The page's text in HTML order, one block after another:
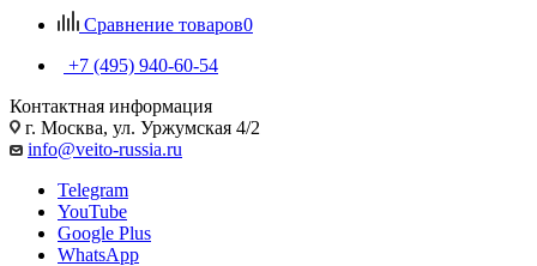
Сравнение товаров0
+7 (495) 940-60-54
Контактная информация
г. Москва, ул. Уржумская 4/2
info@veito-russia.ru
Telegram
YouTube
Google Plus
WhatsApp